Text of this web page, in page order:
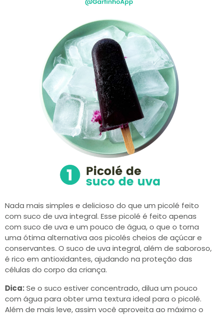
Nada mais simples e delicioso do que um picolé feito
com suco de uva integral. Esse picolé é feito apenas
com suco de uva e um pouco de água, o que o torna
uma ótima alternativa aos picolés cheios de açúcar e
conservantes. O suco de uva integral, além de saboroso,
é rico em antioxidantes, ajudando na proteção das
células do corpo da criança.
Dica:Se o suco estiver concentrado, dilua um pouco
com água para obter uma textura ideal para o picolé.
Além de mais leve, assim você aproveita ao máximo o